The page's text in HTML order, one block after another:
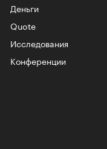
Деньги
Quote
Исследования
Конференции